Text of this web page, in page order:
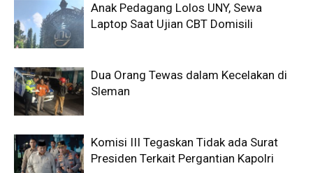
Anak Pedagang Lolos UNY, Sewa
Laptop Saat Ujian CBT Domisili
Dua Orang Tewas dalam Kecelakan di
Sleman
Komisi III Tegaskan Tidak ada Surat
Presiden Terkait Pergantian Kapolri